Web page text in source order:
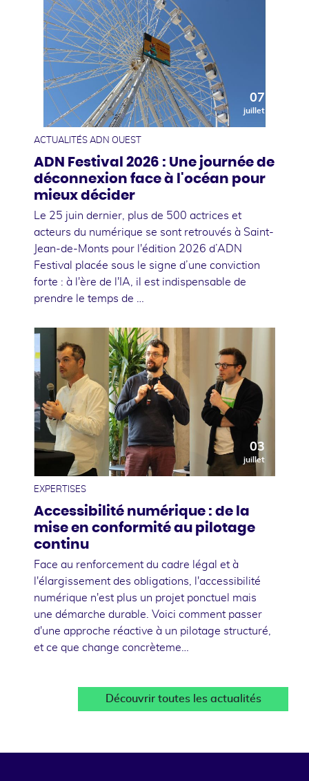
07
juillet
ACTUALITÉS ADN OUEST
ADN Festival 2026 : Une journée de
déconnexion face à l'océan pour
mieux décider
Le 25 juin dernier, plus de 500 actrices et
acteurs du numérique se sont retrouvés à Saint-
Jean-de-Monts pour l'édition 2026 d’ADN
Festival placée sous le signe d’une conviction
forte : à l'ère de l'IA, il est indispensable de
prendre le temps de …
03
juillet
EXPERTISES
Accessibilité numérique : de la
mise en conformité au pilotage
continu
Face au renforcement du cadre légal et à
l'élargissement des obligations, l'accessibilité
numérique n'est plus un projet ponctuel mais
une démarche durable. Voici comment passer
d'une approche réactive à un pilotage structuré,
et ce que change concrèteme…
Découvrir toutes les actualités